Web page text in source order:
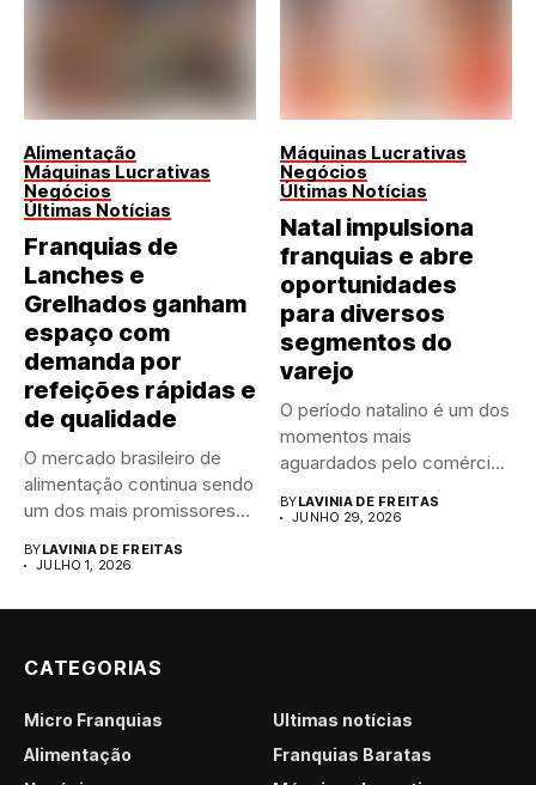
Alimentação
Máquinas Lucrativas
Negócios
Últimas Notícias
Franquias de
Lanches e
Grelhados ganham
espaço com
demanda por
refeições rápidas e
de qualidade
O mercado brasileiro de
alimentação continua sendo
um dos mais promissores
BYLAVINIA DE FREITAS
JULHO 1, 2026
Máquinas Lucrativas
Negócios
Últimas Notícias
Natal impulsiona
franquias e abre
oportunidades
para diversos
segmentos do
varejo
O período natalino é um dos
momentos mais
aguardados pelo comércio
BYLAVINIA DE FREITAS
JUNHO 29, 2026
CATEGORIAS
Micro Franquias
Últimas notícias
Alimentação
Franquias Baratas